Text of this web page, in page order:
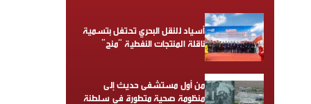
أسياد للنقل البحري تحتفل بتسمية
ناقلة المنتجات النفطية “منح”
من أول مستشفى حديث إلى
منظومة صحية متطورة في سلطنة